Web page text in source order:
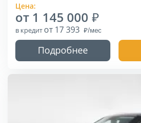
Цена:
от 1 145 000
в кредит от 17 393
Подробнее